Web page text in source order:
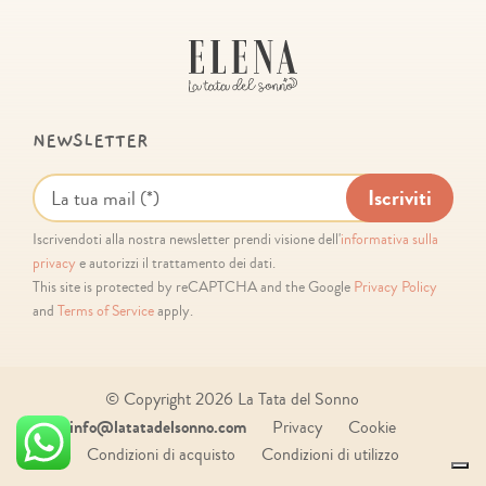
NEWSLETTER
Iscrivendoti alla nostra newsletter prendi visione dell'informativa sulla
privacy e autorizzi il trattamento dei dati.
This site is protected by reCAPTCHA and the Google Privacy Policy
and Terms of Serviceapply.
© Copyright2026 La Tata del Sonno
info@latatadelsonno.com Privacy
Cookie
Condizioni di acquisto
Condizioni di utilizzo